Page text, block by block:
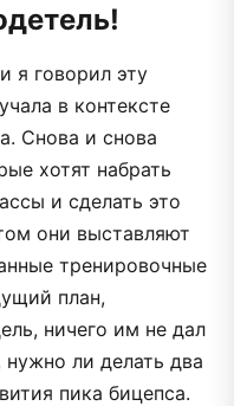
я говорил эту
в контексте
Снова и снова
хотят набрать
и сделать это
они выставляют
тренировочные
план,
ничего им не дал
ли делать два
пика бицепса.